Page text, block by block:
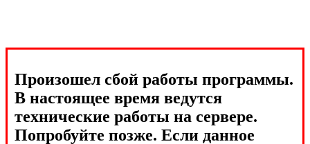
Произошел сбой работы программы.
В настоящее время ведутся
технические работы на сервере.
Попробуйте позже. Если данное